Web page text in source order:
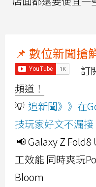
📌 數位新聞搶
訂
頻道！
💡 追新聞》》在
技玩家好文不漏接
📢 Galaxy Z
工效能 同時爽玩
Bloom